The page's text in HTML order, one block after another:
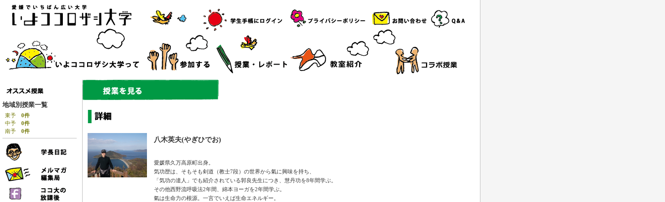
地域別授業一覧
東予 0件
中予 0件
南予 0件
八木英夫(やぎひでお)
愛媛県久万高原町出身。
気功歴は、そもそも剣道（教士7段）の世界から氣に興味を持ち、
「気功の達人」でも紹介されている郭良先生につき、慧丹功を8年間学ぶ。
その他西野流呼吸法2年間、綿本ヨーガを2年間学ぶ。
氣は生命力の根源。一言でいえば生命エネルギー。